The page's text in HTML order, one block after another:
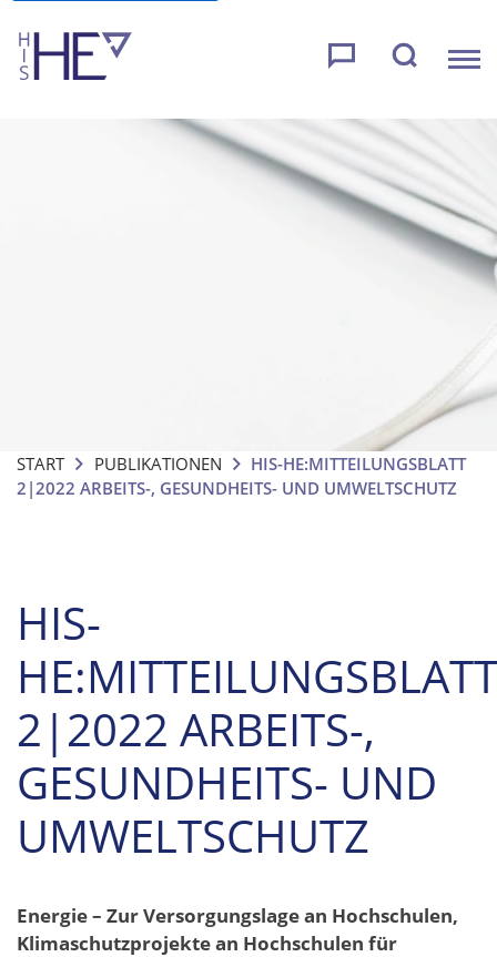
START PUBLIKATIONEN
HIS-HE:MITTEILUNGSBLATT
2|2022 ARBEITS-, GESUNDHEITS- UND UMWELTSCHUTZ
HIS-
HE:MITTEILUNGSBLATT
2|2022 ARBEITS-,
GESUNDHEITS- UND
UMWELTSCHUTZ
Energie – Zur Versorgungslage an Hochschulen,
Klimaschutzprojekte an Hochschulen für